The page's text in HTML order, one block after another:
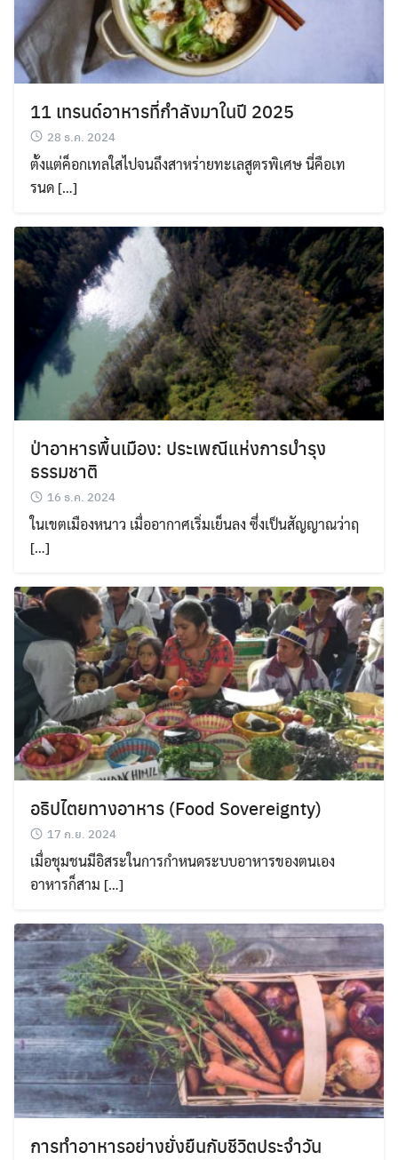
Search
for: Search
11 เทรนด์อาหารที่กำลังมาในปี 2025
28 ธ.ค. 2024
ตั้งแต่ค็อกเทลใสไปจนถึงสาหร่ายทะเลสูตรพิเศษ นี่คือเท
รนด […]
ป่าอาหารพื้นเมือง: ประเพณีแห่งการบำรุง
ธรรมชาติ
16 ธ.ค. 2024
ในเขตเมืองหนาว เมื่ออากาศเริ่มเย็นลง ซึ่งเป็นสัญญาณว่าฤ
[…]
อธิปไตยทางอาหาร (Food Sovereignty)
17 ก.ย. 2024
เมื่อชุมชนมีอิสระในการกำหนดระบบอาหารของตนเอง
อาหารก็สาม […]
การทำอาหารอย่างยั่งยืนกับชีวิตประจำวัน